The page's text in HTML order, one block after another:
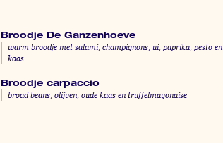
Broodje De Ganzenhoeve
warm broodje met salami, champignons, ui, paprika, pesto en
kaas
Broodje carpaccio
broad beans, olijven, oude kaas en truffelmayonaise